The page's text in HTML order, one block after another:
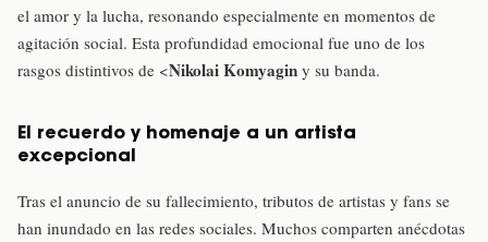
el amor y la lucha, resonando especialmente en momentos de
agitación social. Esta profundidad emocional fue uno de los
rasgos distintivos de <Nikolai Komyagin y su banda.
El recuerdo y homenaje a un artista
excepcional
Tras el anuncio de su fallecimiento, tributos de artistas y fans se
han inundado en las redes sociales. Muchos comparten anécdotas